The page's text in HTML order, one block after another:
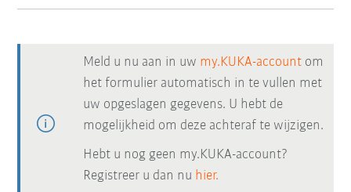
Meld u nu aan in uw my.KUKA-account om
het formulier automatisch in te vullen met
uw opgeslagen gegevens. U hebt de
mogelijkheid om deze achteraf te wijzigen.
Hebt u nog geen my.KUKA-account?
Registreer u dan nu hier.